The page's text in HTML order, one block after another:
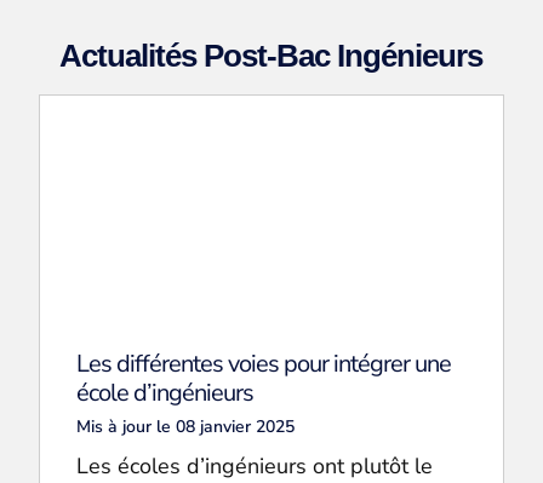
Actualités Post-Bac Ingénieurs
Les différentes voies pour intégrer une
école d’ingénieurs
Mis à jour le 08 janvier 2025
Les écoles d’ingénieurs ont plutôt le